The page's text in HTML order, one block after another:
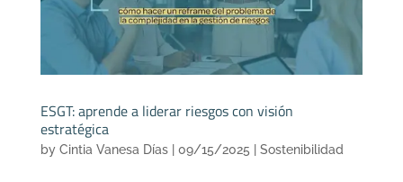
ESGT: aprende a liderar riesgos con visión
estratégica
by Cintia Vanesa Días| 09/15/2025 | Sostenibilidad